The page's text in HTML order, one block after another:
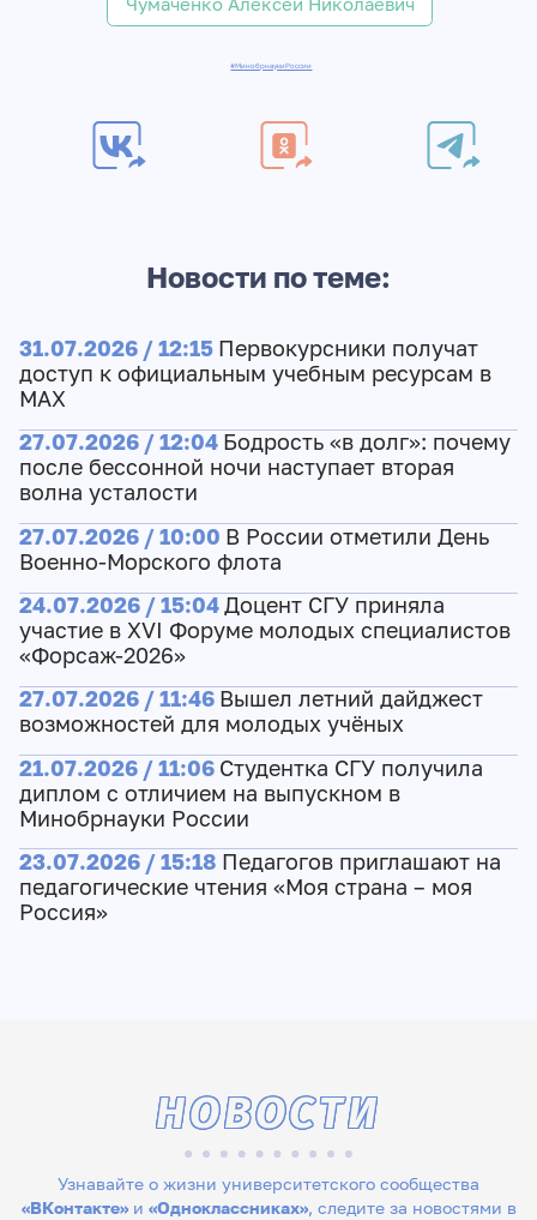
#МинобрнаукиРоссии
Новости по теме:
31.07.2026 / 12:15 Первокурсники получат
доступ к официальным учебным ресурсам в
МАХ
27.07.2026 / 12:04 Бодрость «в долг»: почему
после бессонной ночи наступает вторая
волна усталости
27.07.2026 / 10:00 В России отметили День
Военно-Морского флота
24.07.2026 / 15:04Доцент СГУ приняла
участие в XVI Форуме молодых специалистов
«Форсаж-2026»
27.07.2026 / 11:46 Вышел летний дайджест
возможностей для молодых учёных
21.07.2026 / 11:06 Студентка СГУ получила
диплом с отличием на выпускном в
Минобрнауки России
23.07.2026 / 15:18 Педагогов приглашают на
педагогические чтения «Моя страна – моя
Россия»
Узнавайте о жизни университетского сообщества
«ВКонтакте»и «Одноклассниках», следите за новостями в
НОВОСТИ